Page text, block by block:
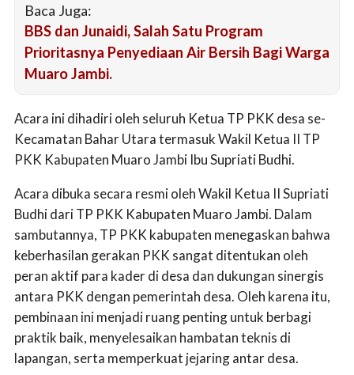
Baca Juga:
BBS dan Junaidi, Salah Satu Program
Prioritasnya Penyediaan Air Bersih Bagi Warga
Muaro Jambi.
Acara ini dihadiri oleh seluruh Ketua TP PKK desa se-
Kecamatan Bahar Utara termasuk Wakil Ketua II TP
PKK Kabupaten Muaro Jambi Ibu Supriati Budhi.
Acara dibuka secara resmi oleh Wakil Ketua II Supriati
Budhi dari TP PKK Kabupaten Muaro Jambi. Dalam
sambutannya, TP PKK kabupaten menegaskan bahwa
keberhasilan gerakan PKK sangat ditentukan oleh
peran aktif para kader di desa dan dukungan sinergis
antara PKK dengan pemerintah desa. Oleh karena itu,
pembinaan ini menjadi ruang penting untuk berbagi
praktik baik, menyelesaikan hambatan teknis di
lapangan, serta memperkuat jejaring antar desa.